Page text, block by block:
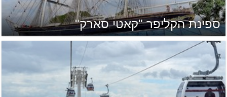
ספינת הקליפר "קאטי סארק"